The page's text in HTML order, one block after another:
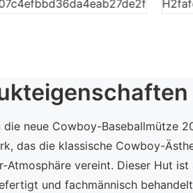
die neue Cowboy-Baseballmütze
das die klassische Cowboy-
Atmosphäre vereint. Dieser Hut
und fachmännisch